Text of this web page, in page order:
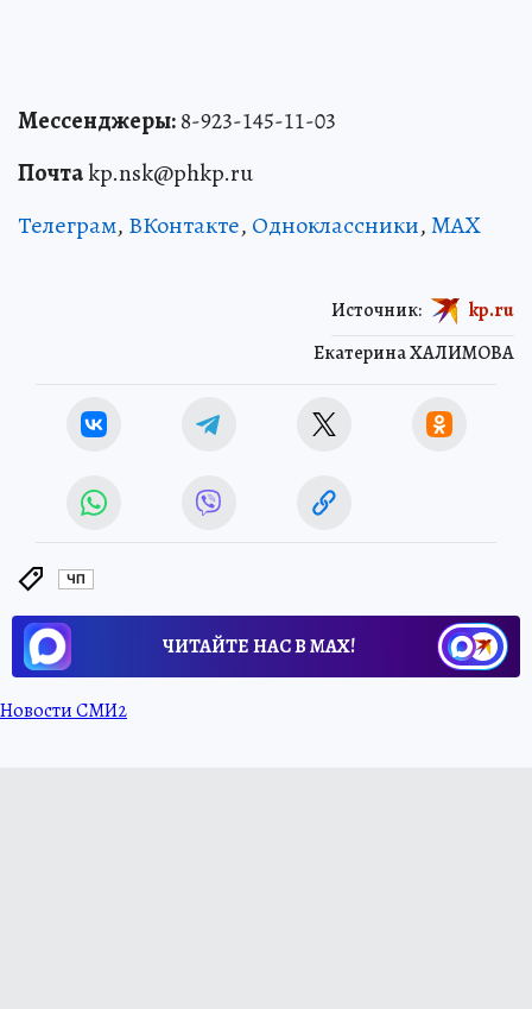
Мессенджеры:8-923-145-11-03
Почтаkp.nsk@phkp.ru
Телеграм, ВКонтакте, Одноклассники,MAX
Екатерина ХАЛИМОВА
Источник: kp.ru
ЧП
ЧИТАЙТЕ НАС В МАХ!
Новости СМИ2